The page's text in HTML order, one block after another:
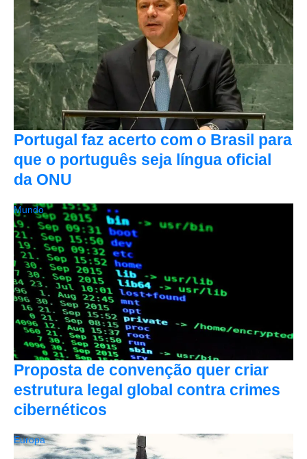
Portugal faz acerto com o Brasil para
que o português seja língua oficial
da ONU
Proposta de convenção quer criar
estrutura legal global contra crimes
cibernéticos
Mundo
Europa